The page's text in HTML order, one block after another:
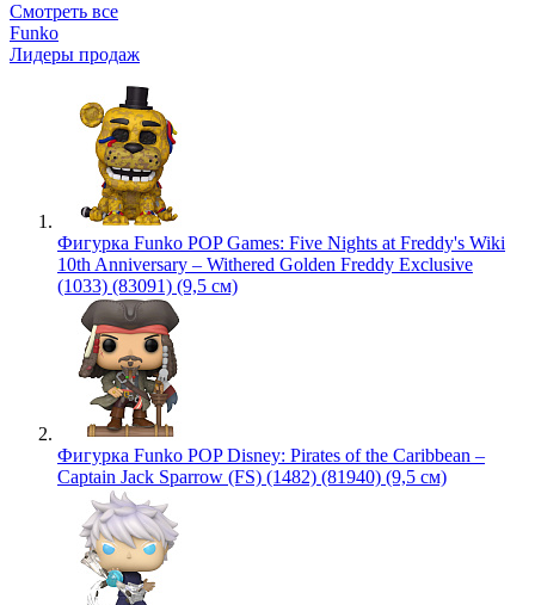
Смотреть все
Funko
Лидеры продаж
Фигурка Funko POP Games: Five Nights at Freddy's Wiki
10th Anniversary – Withered Golden Freddy Exclusive
(1033) (83091) (9,5 см)
Фигурка Funko POP Disney: Pirates of the Caribbean –
Captain Jack Sparrow (FS) (1482) (81940) (9,5 см)